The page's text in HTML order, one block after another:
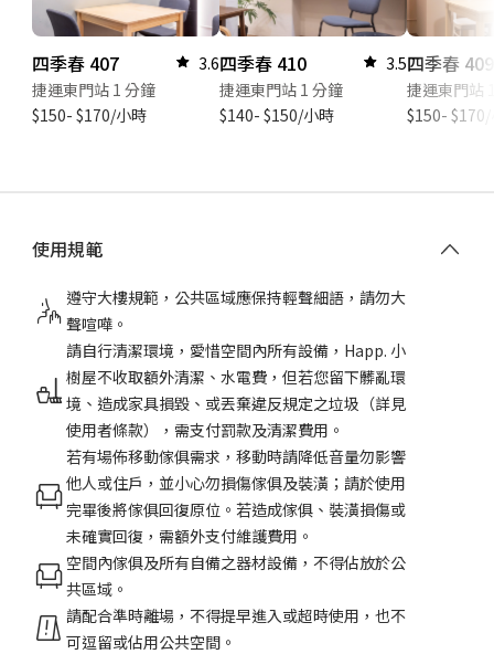
四季春 407
3.6
捷運東門站 1 分鐘
$150- $170/小時
四季春 410
3.5
捷運東門站 1 分鐘
$140- $150/小時
四季春 409
捷運東門站
$150-
使用規範
遵守大樓規範，公共區域應保持輕聲細語，請勿大
聲喧嘩。
請自行清潔環境，愛惜空間內所有設備，Happ. 小
樹屋不收取額外清潔、水電費，但若您留下髒亂環
境、造成家具損毀、或丟棄違反規定之垃圾（詳見
使用者條款），需支付罰款及清潔費用。
若有場佈移動傢俱需求，移動時請降低音量勿影響
他人或住戶，並小心勿損傷傢俱及裝潢；請於使用
完畢後將傢俱回復原位。若造成傢俱、裝潢損傷或
未確實回復，需額外支付維護費用。
空間內傢俱及所有自備之器材設備，不得佔放於公
共區域。
請配合準時離場，不得提早進入或超時使用，也不
可逗留或佔用公共空間。